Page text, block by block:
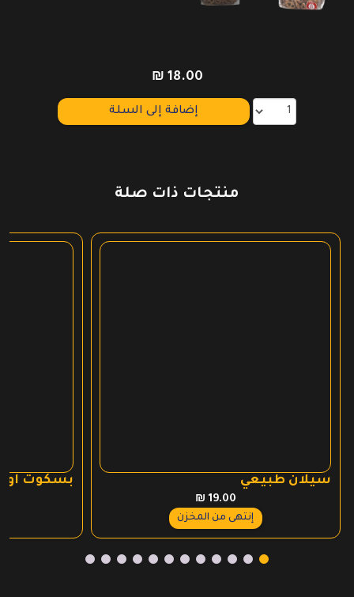
₪ 18.00
إضافة إلى السلة
منتجات ذات صلة
سيلان طبيعي
₪ 19.00
إنتهى من المخزن
بسكوت